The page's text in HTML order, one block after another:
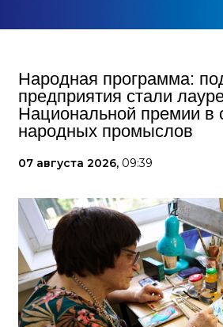
Народная программа:
предприятия стали
Национальной премии в
народных промыслов
07 августа 2026, 09:39